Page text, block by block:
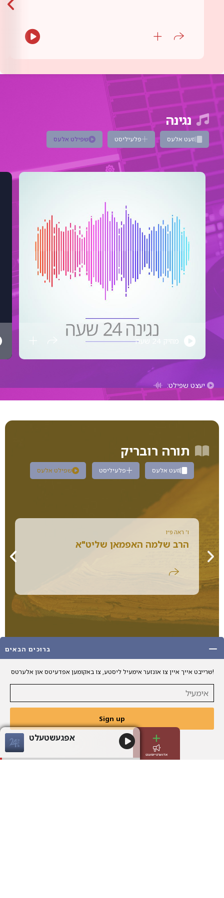
נגינה
שפילט אלעס פלעיליסט זעט אלעס
יעצט שפילט:
תורה רובריק
שפילט אלעס פלעיליסט זעט אלעס
ו' ראה פ״ו
הרב שלמה האפמאן שליט"א
אפגעשטעלט
ברוכים הבאים
שרייבט אייך איין צו אונזער אימעיל ליסטע, צו באקומען אפדעיטס און אלערטס!
Sign up
אדווערטייזמענט